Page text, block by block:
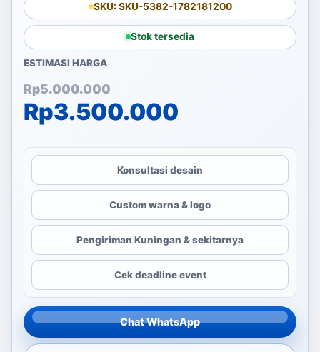
SKU: SKU-5382-1782181200
Stok tersedia
ESTIMASI HARGA
Rp5.000.000
Harga aslinya adalah:
Rp3.500.000
Harga saat ini adalah:
Konsultasi desain
Custom warna & logo
Pengiriman Kuningan & sekitarnya
Cek deadline event
Chat WhatsApp